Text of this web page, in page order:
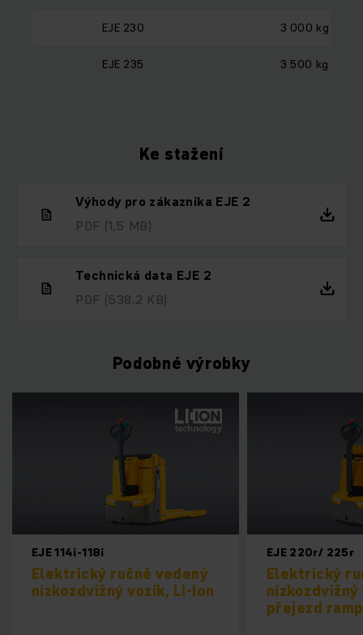
EJE 230 3 000 kg
EJE 235 3 500 kg
Ke stažení
Výhody pro zákazníka EJE 2
PDF (1,5 MB)
Technická data EJE 2
PDF (538,2 KB)
Podobné výrobky
EJE 114i-118i
Elektrický ručně vedený
nízkozdvižný vozík, Li-Ion
EJE 220r/ 225r
Elektrický
nízkozdvižný
přejezd ramp